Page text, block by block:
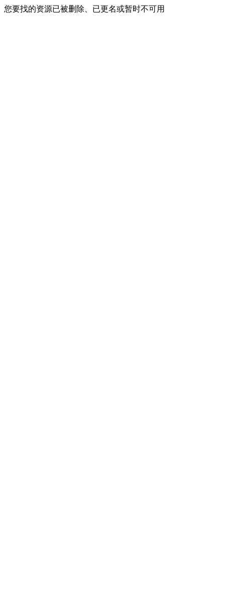
您要找的资源已被删除、已更名或暂时不可用